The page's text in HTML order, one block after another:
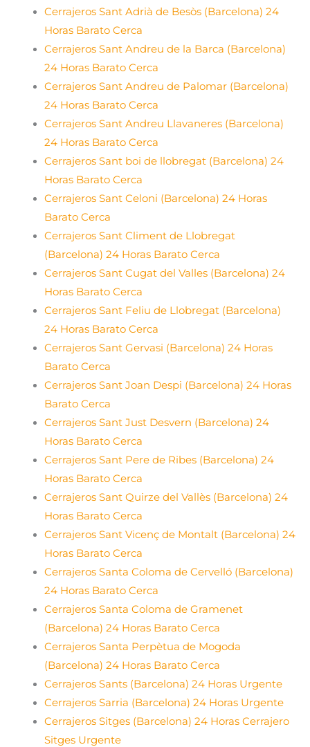
Cerrajeros Sant Adrià de Besòs (Barcelona) 24
Horas Barato Cerca
Cerrajeros Sant Andreu de la Barca (Barcelona)
24 Horas Barato Cerca
Cerrajeros Sant Andreu de Palomar (Barcelona)
24 Horas Barato Cerca
Cerrajeros Sant Andreu Llavaneres (Barcelona)
24 Horas Barato Cerca
Cerrajeros Sant boi de llobregat (Barcelona) 24
Horas Barato Cerca
Cerrajeros Sant Celoni (Barcelona) 24 Horas
Barato Cerca
Cerrajeros Sant Climent de Llobregat
(Barcelona) 24 Horas Barato Cerca
Cerrajeros Sant Cugat del Valles (Barcelona) 24
Horas Barato Cerca
Cerrajeros Sant Feliu de Llobregat (Barcelona)
24 Horas Barato Cerca
Cerrajeros Sant Gervasi (Barcelona) 24 Horas
Barato Cerca
Cerrajeros Sant Joan Despi (Barcelona) 24 Horas
Barato Cerca
Cerrajeros Sant Just Desvern (Barcelona) 24
Horas Barato Cerca
Cerrajeros Sant Pere de Ribes (Barcelona) 24
Horas Barato Cerca
Cerrajeros Sant Quirze del Vallès (Barcelona) 24
Horas Barato Cerca
Cerrajeros Sant Vicenç de Montalt (Barcelona) 24
Horas Barato Cerca
Cerrajeros Santa Coloma de Cervelló (Barcelona)
24 Horas Barato Cerca
Cerrajeros Santa Coloma de Gramenet
(Barcelona) 24 Horas Barato Cerca
Cerrajeros Santa Perpètua de Mogoda
(Barcelona) 24 Horas Barato Cerca
Cerrajeros Sants (Barcelona) 24 Horas Urgente
Cerrajeros Sarria (Barcelona) 24 Horas Urgente
Cerrajeros Sitges (Barcelona) 24 Horas Cerrajero
Sitges Urgente